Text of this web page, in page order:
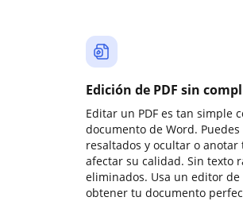
Edición de PDF sin
Editar un PDF es tan simple
documento de Word.
resaltados y ocultar o
afectar su calidad. Sin texto
eliminados. Usa un editor de
obtener tu documento